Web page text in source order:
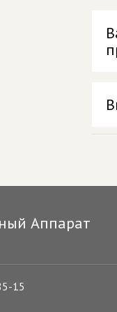
Аппарат
15